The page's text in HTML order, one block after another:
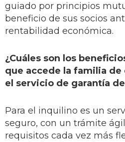
guiado por principios
beneficio de sus socios
rentabilidad económica.
¿Cuáles son los
que accede la familia
el servicio de garantía
Para el inquilino es un
seguro, con un trámite
requisitos cada vez más